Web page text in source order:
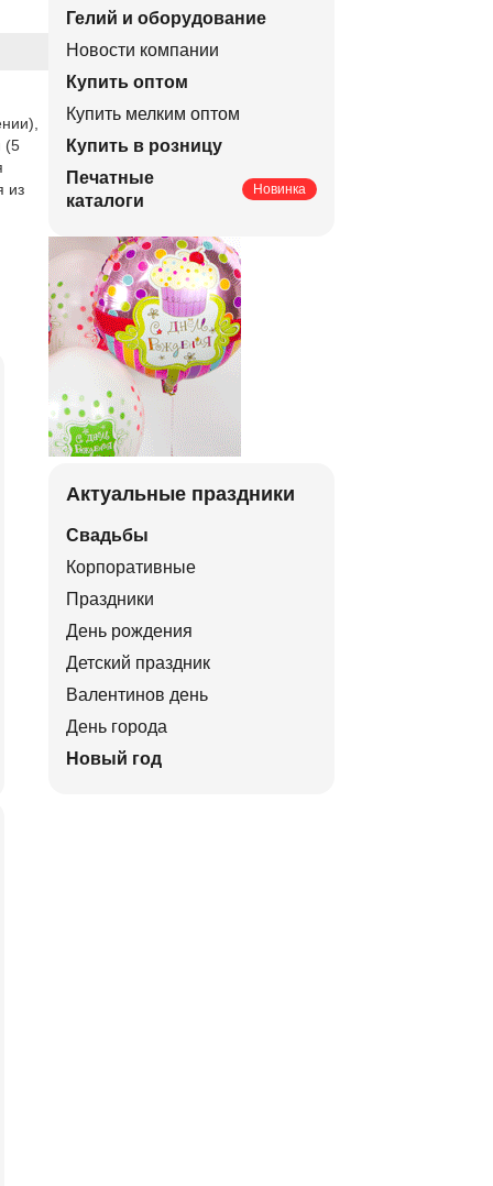
(5
из
Гелий и оборудование
Новости компании
Купить оптом
Купить мелким оптом
Купить в розницу
Печатные
каталоги
Новинка
Актуальные праздники
Свадьбы
Корпоративные
Праздники
День рождения
Детский праздник
Валентинов день
День города
Новый год